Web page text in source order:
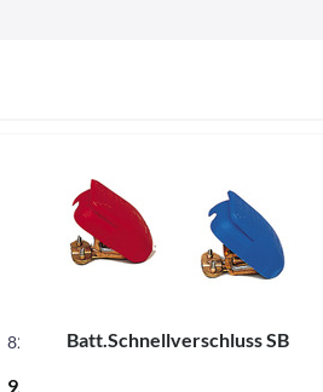
820221
9,95 € *
Batt.Schnellverschluss SB